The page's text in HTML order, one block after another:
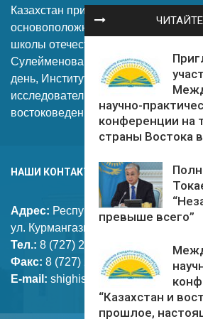
научно-
конференции на
страны Востока
превыше всего”
“Казахстан и
прошлое,
Казахстан присвоено имя видного
основоположника культурологии
школы отечественных востоковедов
Сулейменова Рамазана
день, Институт является ведущим
исследовательским центром
востоковедения.
НАШИ КОНТАКТЫ
Адрес: Республика Казахстан,
ул. Курмангазы, дом 29
Тел.: 8 (727) 261-16-01
Факс: 8 (727) 261-46-00
E-mail: shighistanu@mail.ru